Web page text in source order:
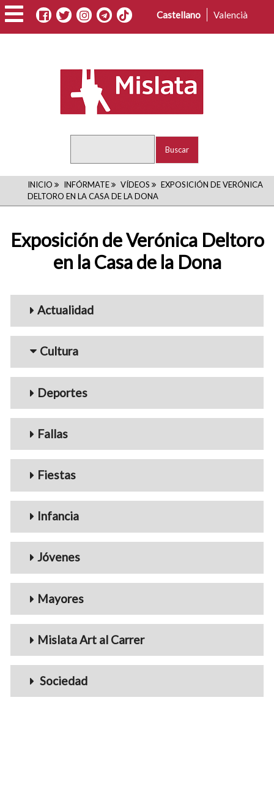
Pasar
al
contenido
Castellano Valencià
RUTA
DE
NAVEGACIÓN
INICIO INFÓRMATE VÍDEOS
EXPOSICIÓN DE VERÓNICA
DELTORO EN LA CASA DE LA DONA
Exposición de Verónica Deltoro
en la Casa de la Dona
Menu_Videos
Actualidad
Cultura
Deportes
Fallas
Fiestas
Infancia
Jóvenes
Mayores
Mislata Art al Carrer
Sociedad